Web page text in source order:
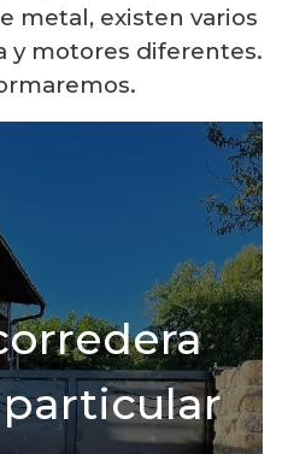
metal, existen varios
y motores diferentes.